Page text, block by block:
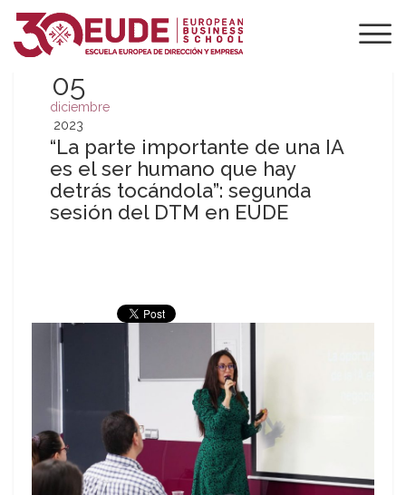
05
diciembre
2023
“La parte importante de una IA
es el ser humano que hay
detrás tocándola”: segunda
sesión del DTM en EUDE